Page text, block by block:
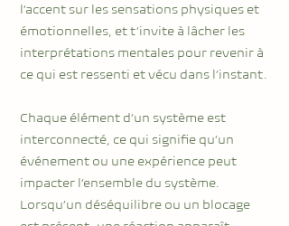
l’accent sur les sensations physiques et
émotionnelles, et t’invite à lâcher les
interprétations mentales pour revenir à
ce qui est ressenti et vécu dans l’instant.
Chaque élément d’un système est
interconnecté, ce qui signifie qu’un
événement ou une expérience peut
impacter l’ensemble du système.
Lorsqu’un déséquilibre ou un blocage